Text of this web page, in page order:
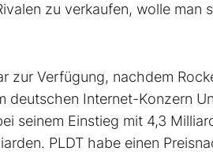
zu verkaufen, wolle man
zur Verfügung, nachdem
deutschen Internet-Konzern
seinem Einstieg mit 4,3
PLDT habe einen